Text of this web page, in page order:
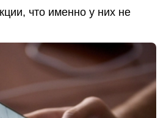
что именно у них не